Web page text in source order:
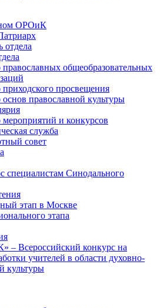
ОРОиК
отдела
православных общеобразовательных
приходского просвещения
основ православной культуры
мероприятий и конкурсов
служба
совет
специалистам Синодального
этап в Москве
этапа
– Всероссийский конкурс на
учителей в области духовно-
культуры